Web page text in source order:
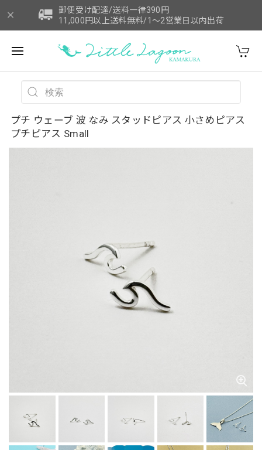
郵便受け配達/送料一律390円
11,000円以上送料無料/1～2営業日以内出荷
プチ ウェーブ 波 なみ スタッドピアス 小さめピアス
プチピアス Small